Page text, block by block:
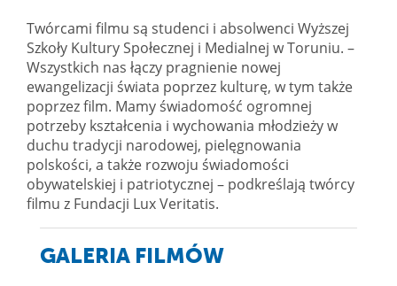
Twórcami filmu są studenci i absolwenci Wyższej
Szkoły Kultury Społecznej i Medialnej w Toruniu. –
Wszystkich nas łączy pragnienie nowej
ewangelizacji świata poprzez kulturę, w tym także
poprzez film. Mamy świadomość ogromnej
potrzeby kształcenia i wychowania młodzieży w
duchu tradycji narodowej, pielęgnowania
polskości, a także rozwoju świadomości
obywatelskiej i patriotycznej – podkreślają twórcy
filmu z Fundacji Lux Veritatis.
GALERIA FILMÓW